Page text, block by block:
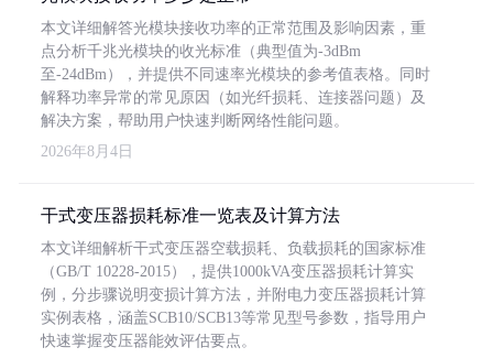
本文详细解答光模块接收功率的正常范围及影响因素，重
点分析千兆光模块的收光标准（典型值为-3dBm
至-24dBm），并提供不同速率光模块的参考值表格。同时
解释功率异常的常见原因（如光纤损耗、连接器问题）及
解决方案，帮助用户快速判断网络性能问题。
2026年8月4日
干式变压器损耗标准一览表及计算方法
本文详细解析干式变压器空载损耗、负载损耗的国家标准
（GB/T 10228-2015），提供1000kVA变压器损耗计算实
例，分步骤说明变损计算方法，并附电力变压器损耗计算
实例表格，涵盖SCB10/SCB13等常见型号参数，指导用户
快速掌握变压器能效评估要点。